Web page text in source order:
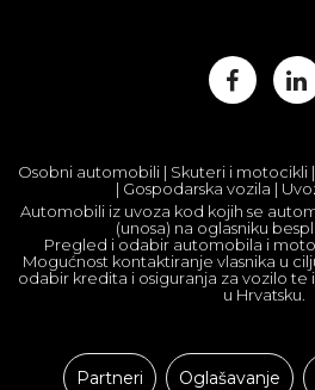
Osobni automobili | Skuteri i motocikli
| Gospodarska vozila |
Automobili iz uvoza kod kojih se
(unosa) na oglasniku
Pregled i odabir automobila i
Mogućnost kontaktiranje vlasnika u
odabir kredita i osiguranja za vozilo
u Hrvatsku.
Partneri Oglašavanje